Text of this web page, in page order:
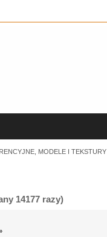
MODELE I TEKSTURY
14177 razy)